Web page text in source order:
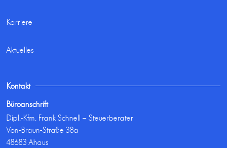
Karriere
Aktuelles
Kontakt
Büroanschrift
Dipl.-Kfm. Frank Schnell – Steuerberater
Von-Braun-Straße 38a
48683 Ahaus